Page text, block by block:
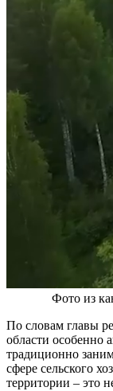
Фото из
По словам главы
области особенно
традиционно
сфере сельского
территории – это